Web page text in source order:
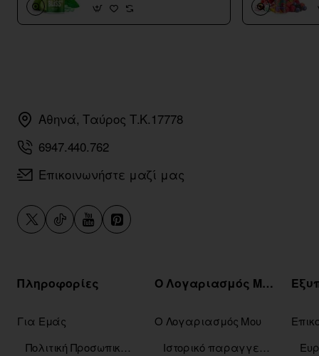
Αθηνά, Ταύρος Τ.Κ.17778
6947.440.762
Επικοινωνήστε μαζί μας
Πληροφορίες
Για Εμάς
Πολιτική Προσωπικών Δεδομένων
Ο Λογαριασμός Μου
Ο Λογαριασμός Μου
Ιστορικό παραγγελιών